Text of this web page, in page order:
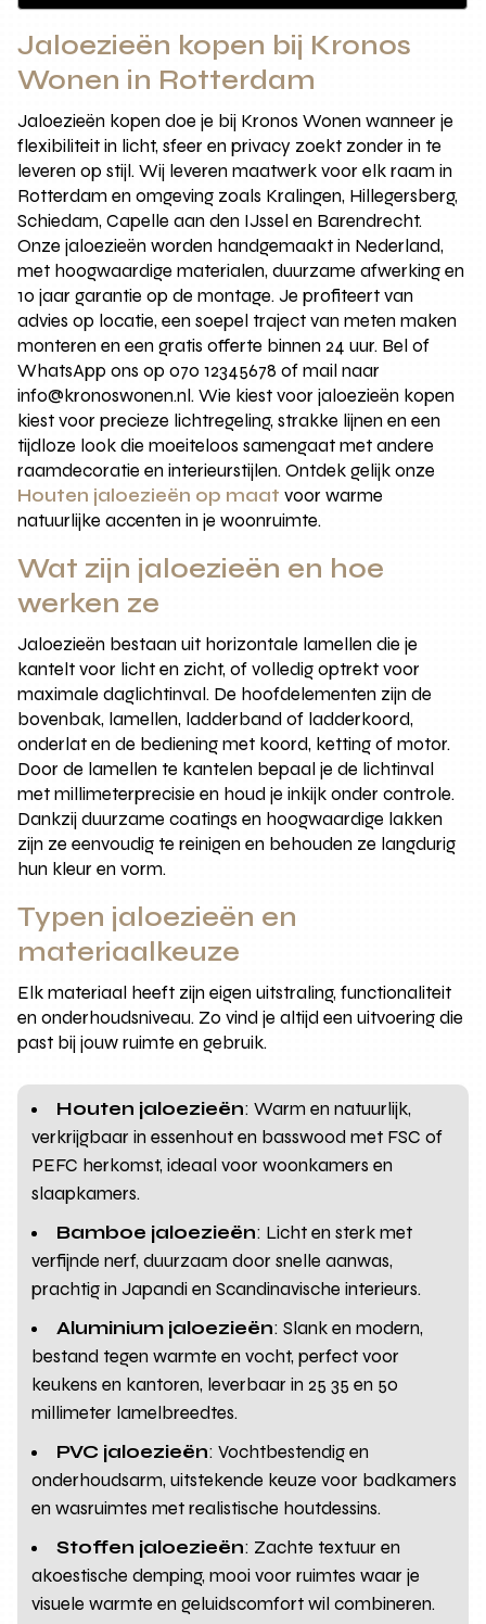
Jaloezieën kopen bij Kronos
Wonen in Rotterdam
Jaloezieën kopen doe je bij Kronos Wonen wanneer je
flexibiliteit in licht, sfeer en privacy zoekt zonder in te
leveren op stijl. Wij leveren maatwerk voor elk raam in
Rotterdam en omgeving zoals Kralingen, Hillegersberg,
Schiedam, Capelle aan den IJssel en Barendrecht.
Onze jaloezieën worden handgemaakt in Nederland,
met hoogwaardige materialen, duurzame afwerking en
10 jaar garantie op de montage. Je profiteert van
advies op locatie, een soepel traject van meten maken
monteren en een gratis offerte binnen 24 uur. Bel of
WhatsApp ons op 070 12345678 of mail naar
info@kronoswonen.nl. Wie kiest voor jaloezieën kopen
kiest voor precieze lichtregeling, strakke lijnen en een
tijdloze look die moeiteloos samengaat met andere
raamdecoratie en interieurstijlen. Ontdek gelijk onze
Houten jaloezieën op maat voor warme
natuurlijke accenten in je woonruimte.
Wat zijn jaloezieën en hoe
werken ze
Jaloezieën bestaan uit horizontale lamellen die je
kantelt voor licht en zicht, of volledig optrekt voor
maximale daglichtinval. De hoofdelementen zijn de
bovenbak, lamellen, ladderband of ladderkoord,
onderlat en de bediening met koord, ketting of motor.
Door de lamellen te kantelen bepaal je de lichtinval
met millimeterprecisie en houd je inkijk onder controle.
Dankzij duurzame coatings en hoogwaardige lakken
zijn ze eenvoudig te reinigen en behouden ze langdurig
hun kleur en vorm.
Typen jaloezieën en
materiaalkeuze
Elk materiaal heeft zijn eigen uitstraling, functionaliteit
en onderhoudsniveau. Zo vind je altijd een uitvoering die
past bij jouw ruimte en gebruik.
Houten jaloezieën: Warm en natuurlijk,
verkrijgbaar in essenhout en basswood met FSC of
PEFC herkomst, ideaal voor woonkamers en
slaapkamers.
Bamboe jaloezieën: Licht en sterk met
verfijnde nerf, duurzaam door snelle aanwas,
prachtig in Japandi en Scandinavische interieurs.
Aluminium jaloezieën: Slank en modern,
bestand tegen warmte en vocht, perfect voor
keukens en kantoren, leverbaar in 25 35 en 50
millimeter lamelbreedtes.
PVC jaloezieën: Vochtbestendig en
onderhoudsarm, uitstekende keuze voor badkamers
en wasruimtes met realistische houtdessins.
Stoffen jaloezieën: Zachte textuur en
akoestische demping, mooi voor ruimtes waar je
visuele warmte en geluidscomfort wil combineren.